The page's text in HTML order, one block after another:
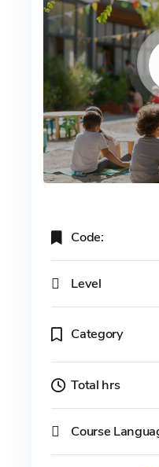
Code:
Level
Category
Total hrs
Course